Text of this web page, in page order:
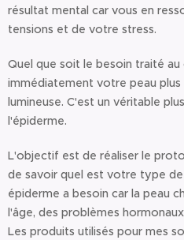
résultat mental car vous en
tensions et de votre stress.
Quel que soit le besoin traité
immédiatement votre peau plus
lumineuse. C'est un véritable
l'épiderme.
L'objectif est de réaliser le
de savoir quel est votre type
épiderme a besoin car la peau
l'âge, des problèmes
Les produits utilisés pour mes